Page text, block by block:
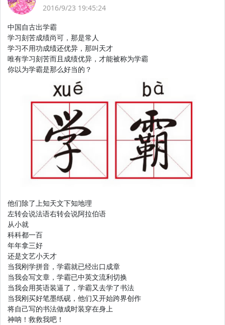
2016/9/23 19:45:24
中国自古出学霸
学习刻苦成绩尚可，那是常人
学习不用功成绩还优异，那叫天才
唯有学习刻苦而且成绩优异，才能被称为学霸
你以为学霸是那么好当的？
他们除了上知天文下知地理
左转会说法语右转会说阿拉伯语
从小就
科科都一百
年年拿三好
还是文艺小天才
当我刚学拼音，学霸就已经出口成章
当我会写文章，学霸已中英文流利切换
当我会用英语装逼了，学霸又去学了书法
当我刚买好笔墨纸砚，他们又开始跨界创作
将自己写的书法做成时装穿在身上
神呐！救救我吧！